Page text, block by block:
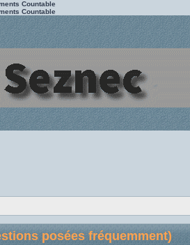
Countable
Countable
posées fréquemment)